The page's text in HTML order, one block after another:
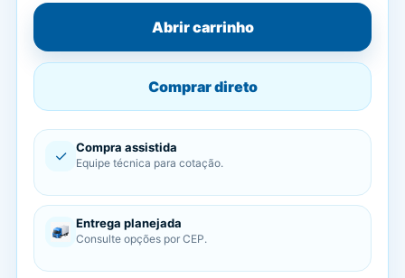
Abrir carrinho
Comprar direto
✓ Compra assistida
Equipe técnica para cotação.
Entrega planejada
Consulte opções por CEP.